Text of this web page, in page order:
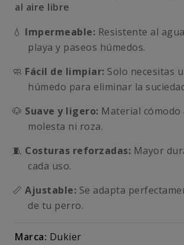
al aire libre
💧 Impermeable: Resistente al
playa y paseos húmedos.
🧼 Fácil de limpiar: Solo necesitas
húmedo para eliminar la
🐶 Suave y ligero: Material
molesta ni roza.
🧵 Costuras reforzadas: Mayor
cada uso.
📏 Ajustable: Se adapta
de tu perro.
Marca: Dukier